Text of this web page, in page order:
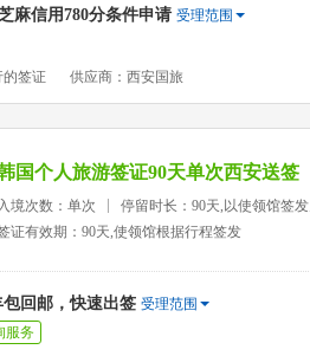
麻信用780分条件申请 受理范围
的签证 供应商：西安国旅
国个人旅游签证90天单次西安送签
入境次数：单次
停留时长：90天,以使领馆签
证有效期：90天,使领馆根据行程签发
回邮，快速出签 受理范围
服务